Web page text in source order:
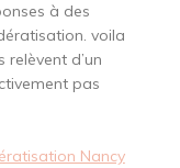
à des
voila
relèvent d’un
pas
Nancy